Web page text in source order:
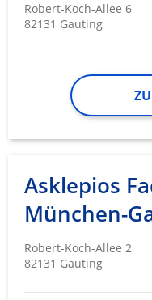
Robert-Koch-Allee 6
82131 Gauting
Asklepios
München-
Robert-Koch-Allee 2
82131 Gauting